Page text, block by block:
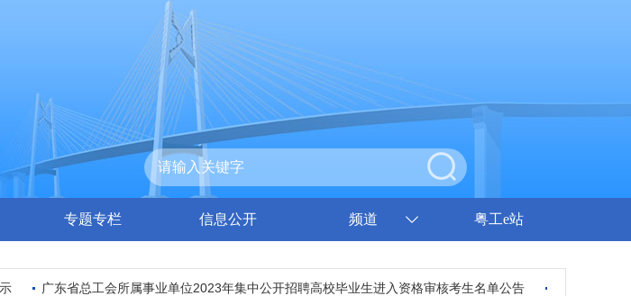
专题专栏 信息公开 频道 粤工e站
广东省总工会所属事业单位2023年集中公开招聘高校毕业生进入资格审核考生名单公告 广东省总工会